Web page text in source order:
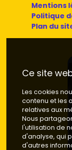
Mentions
Politique
Plan du
Ce site
Les cookies
contenu et les
relatives aux
Nous
l'utilisation de
d'analyse, qui
d'autres